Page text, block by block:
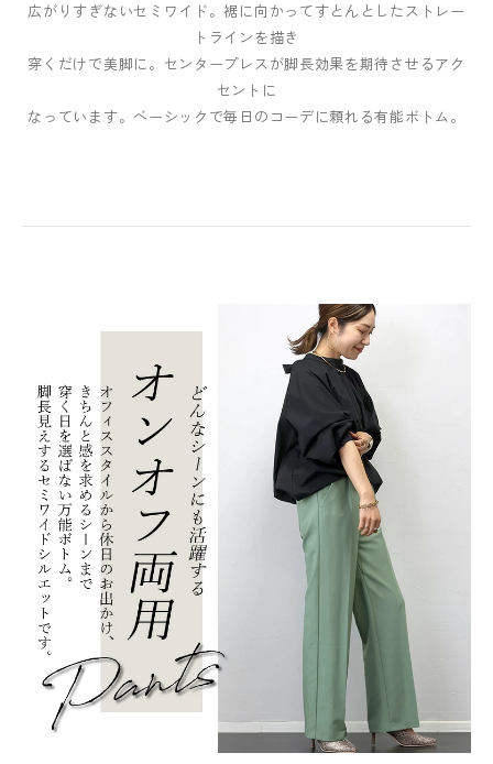
広がりすぎないセミワイド。裾に向かってすとんとしたストレー
トラインを描き
穿くだけで美脚に。センタープレスが脚長効果を期待させるアク
セントに
なっています。ベーシックで毎日のコーデに頼れる有能ボトム。